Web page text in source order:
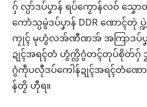
ဂှ် လ္ပာ်ဒပ်ပၞာန် ရပ်ကၟောန်လဝ် သၞ
ကောံသ္ပမွဲဒပ်ပၞာန် DDR ဏောၚ်တုဲ
ကၠုၚ် မုဟွံလအ်ဏီဏအ် အကြာဒပ်ပၞ
ဍုၚ်အရၚ်တံ ဟွံက္လိဂွံတၚ်တုပ်စိုတ်ဂှ် ဒၟ
ဂွံကဵုပလီုဒပ်ကေါန်ဍုၚ်အရၚ်တံဏော
န်တၟိ ဟီုရ။